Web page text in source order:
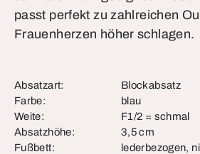
passt perfekt zu zahlreichen
Frauenherzen höher schlagen.
Absatzart:
Blockabsatz
Farbe:
blau
Weite:
F1/2 = schmal
Absatzhöhe:
3,5 cm
Fußbett:
lederbezogen,